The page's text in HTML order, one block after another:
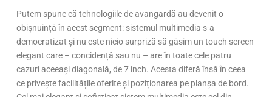
Putem spune că tehnologiile de avangardă au devenit o
obișnuință în acest segment: sistemul multimedia s-a
democratizat și nu este nicio surpriză să găsim un touch screen
elegant care – concidență sau nu – are în toate cele patru
cazuri aceeași diagonală, de 7 inch. Acesta diferă însă în ceea
ce privește facilitățile oferite și poziționarea pe planșa de bord.